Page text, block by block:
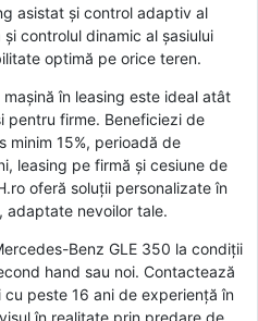
asistat și control adaptiv al
controlul dinamic al șasiului
optimă pe orice teren.
în leasing este ideal atât
pentru firme. Beneficiezi de
minim 15%, perioadă de
leasing pe firmă și cesiune de
oferă soluții personalizate în
adaptate nevoilor tale.
Benz GLE 350 la condiții
hand sau noi. Contactează
peste 16 ani de experiență în
în realitate prin predare de